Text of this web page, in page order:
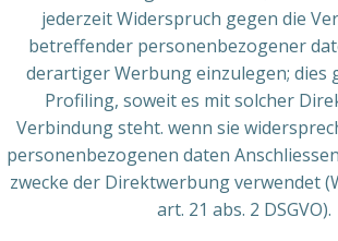
jederzeit Widerspruch gegen die
betreffender personenbezogener
derartiger Werbung einzulegen; dies
Profiling, soweit es mit solcher
Verbindung steht. wenn sie
personenbezogenen daten
zwecke der Direktwerbung verwendet
art. 21 abs. 2 DSGVO).